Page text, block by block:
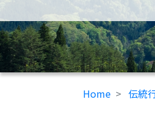
Home 伝統